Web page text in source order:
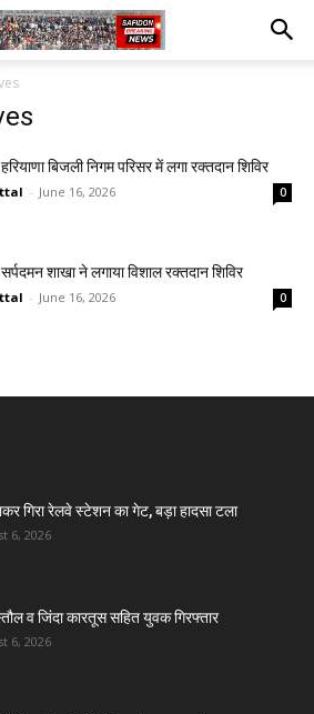
हरियाणा बिजली निगम परिसर में लगा रक्तदान शिविर
- June 16, 2026 0
सर्पदमन शाखा ने लगाया विशाल रक्तदान शिविर
- June 16, 2026 0
गिरा रेलवे स्टेशन का गेट, बड़ा हादसा टला
6, 2026
व जिंदा कारतूस सहित युवक गिरफ्तार
6, 2026